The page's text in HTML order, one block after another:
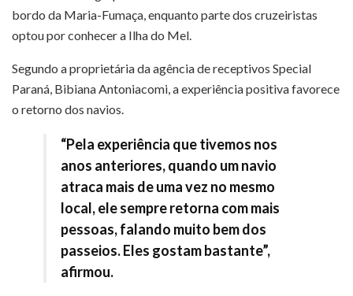
bordo da Maria-Fumaça, enquanto parte dos cruzeiristas
optou por conhecer a Ilha do Mel.
Segundo a proprietária da agência de receptivos Special
Paraná, Bibiana Antoniacomi, a experiência positiva favorece
o retorno dos navios.
“Pela experiência que tivemos nos
anos anteriores, quando um navio
atraca mais de uma vez no mesmo
local, ele sempre retorna com mais
pessoas, falando muito bem dos
passeios. Eles gostam bastante”,
afirmou.